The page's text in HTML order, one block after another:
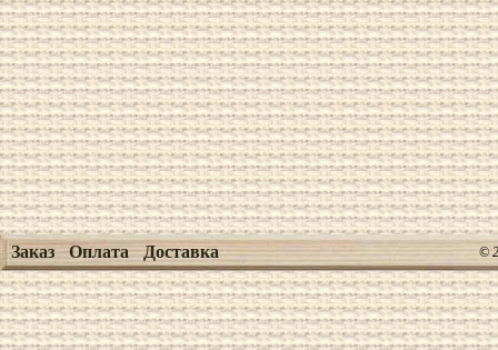
Заказ Оплата Доставка ©